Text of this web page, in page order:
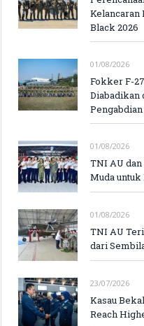
Kelancaran
Black 2026
01/08/2026
Fokker F-
Diabadikan
Pengabdian
01/08/2026
TNI AU
Muda
01/08/2026
TNI AU
dari
23/07/2026
Kasau
Reach